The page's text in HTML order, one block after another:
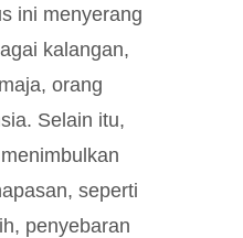
ini menyerang
kalangan,
orang
Selain itu,
seperti
penyebaran